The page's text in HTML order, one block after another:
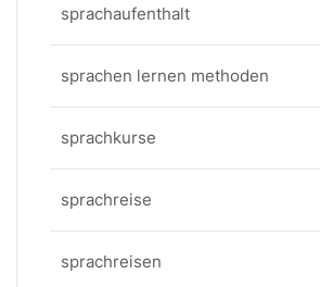
sprachaufenthalt
sprachen lernen methoden
sprachkurse
sprachreise
sprachreisen